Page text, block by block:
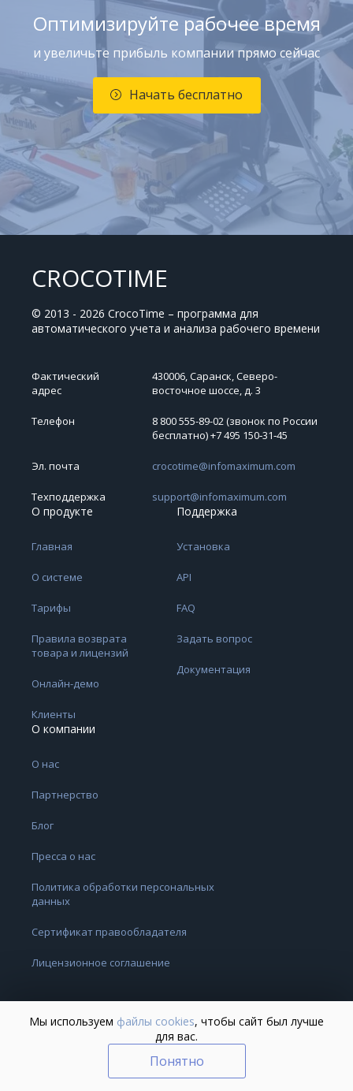
Оптимизируйте рабочее время
и увеличьте прибыль компании прямо сейчас
Начать бесплатно
CROCOTIME
© 2013 - 2026 CrocoTime – программа для
автоматического учета и анализа рабочего времени
Фактический
адрес
430006, Саранск, Северо-
восточное шоссе, д. 3
Телефон
8 800 555-89-02 (звонок по России
бесплатно) +7 495 150‑31‑45
Эл. почта crocotime@infomaximum.com
Техподдержка support@infomaximum.com
О продукте
Главная
О системе
Тарифы
Правила возврата
товара и лицензий
Онлайн-демо
Клиенты
Поддержка
Установка
API
FAQ
Задать вопрос
Документация
О компании
О нас
Партнерство
Блог
Пресса о нас
Политика обработки персональных
данных
Сертификат правообладателя
Лицензионное соглашение
Мы используем файлы cookies, чтобы сайт был лучше
для вас.
Понятно